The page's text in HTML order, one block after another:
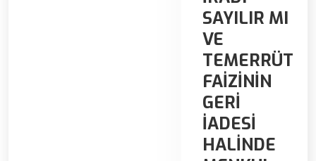
SAYILIR MI
VE
TEMERRÜT
FAİZİNİN
GERİ
İADESİ
HALİNDE